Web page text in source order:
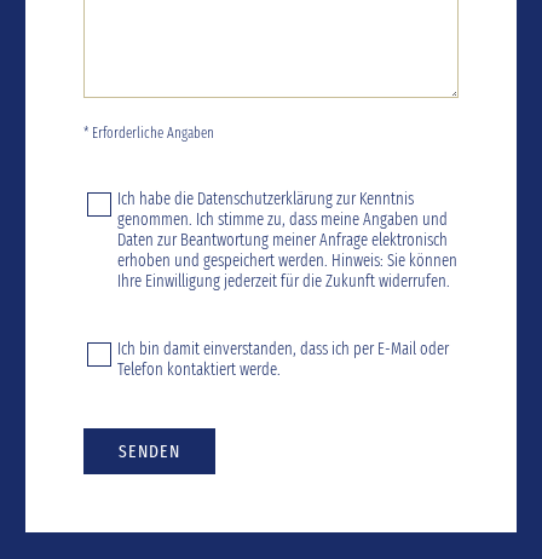
* Erforderliche Angaben
Ich habe die Datenschutzerklärungzur Kenntnis
genommen. Ich stimme zu, dass meine Angaben und
Daten zur Beantwortung meiner Anfrage elektronisch
erhoben und gespeichert werden. Hinweis: Sie können
Ihre Einwilligung jederzeit für die Zukunft widerrufen.
Ich bin damit einverstanden, dass ich per E-Mail oder
Telefon kontaktiert werde.
SENDEN